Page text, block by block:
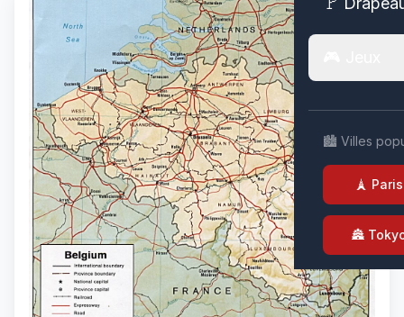
🏙️ Villes
🗼 Paris
🏯